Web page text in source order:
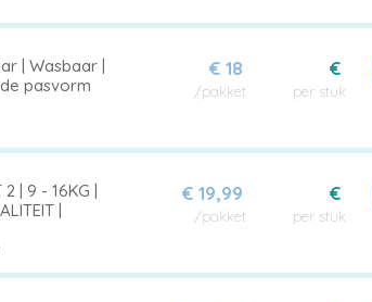
| Wasbaar |
pasvorm
€ 18
/pakket
€
per stuk
2 | 9 - 16KG |
|
LEKVRIJE
€ 19,99
/pakket
€
per stuk